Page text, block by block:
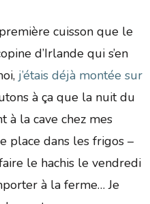
cuisson que le
d’Irlande qui s’en
j’étais déjà montée sur
à ça que la nuit du
à la cave chez mes
place dans les frigos –
le hachis le vendredi
à la ferme… Je